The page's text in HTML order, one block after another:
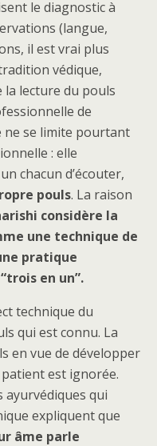
le diagnostic à
(langue,
il est vrai plus
védique,
la lecture du pouls
de
ne se limite pourtant
: elle
chacun d’écouter,
pouls. La raison
considère la
une technique de
pratique
en un”.
technique du
qui est connu. La
en vue de développer
patient est ignorée.
ayurvédiques qui
expliquent que
âme parle